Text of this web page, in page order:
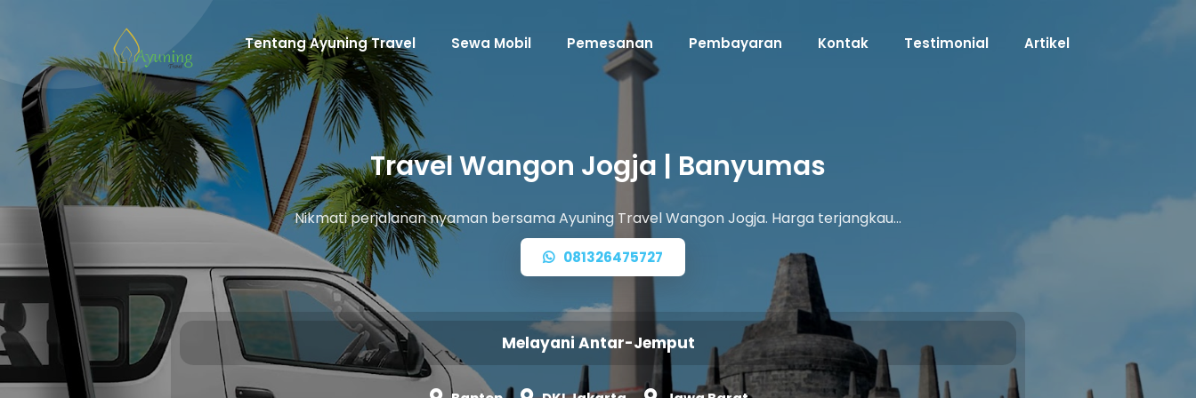
Tentang Ayuning Travel Sewa Mobil Pemesanan Pembayaran Kontak Testimonial Artikel
Travel Wangon Jogja | Banyumas
Nikmati perjalanan nyaman bersama Ayuning Travel Wangon Jogja. Harga terjangkau…
081326475727
Melayani Antar-Jemput